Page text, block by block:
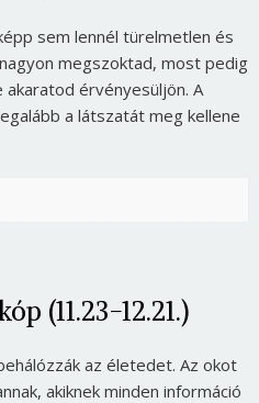
sem lennél türelmetlen és
megszoktad, most pedig
érvényesüljön. A
a látszatát meg kellene
(11.23-12.21.)
az életedet. Az okot
akiknek minden információ